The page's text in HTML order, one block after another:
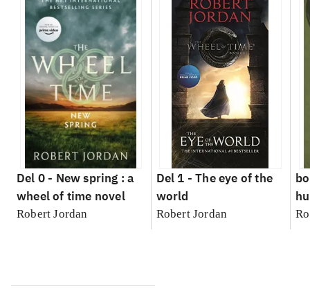
Del 0 - New spring : a
wheel of time novel
Robert Jordan
Del 1 -The eye of the
world
Robert Jordan